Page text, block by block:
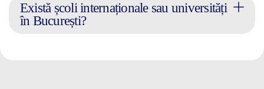
Există școli internaționale sau universități
în București?